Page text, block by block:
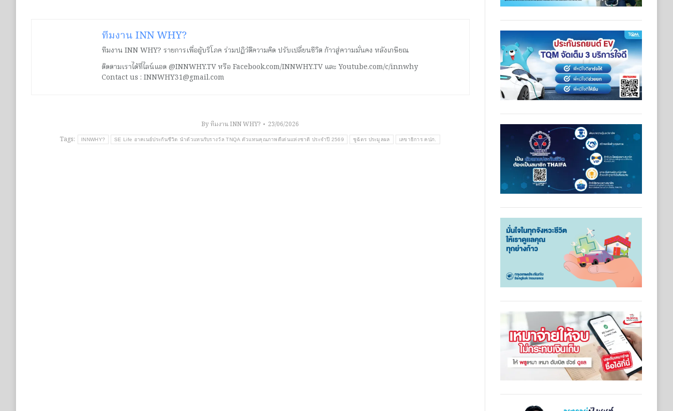
ทีมงาน INN WHY?
ทีมงาน INN WHY? รายการเพื่อผู้บริโภค ร่วมปฏิวัติความคิด ปรับเปลี่ยนชีวิต ก้าวสู่ความมั่นคง หลังเกษียณ
ติดตามเราได้ที่ไลน์แอด @INNWHY.TV หรือ Facebook.com/INNWHY.TV และ Youtube.com/c/innwhy
Contact us : INNWHY31@gmail.com
Byทีมงาน INN WHY?
23/06/2026
Tags:
INNWHY? SE Life อาคเนย์ประกันชีวิต นำตัวแทนรับรางวัล TNQA ตัวแทนคุณภาพดีเด่นแห่งชาติ ประจำปี 2569 ชูฉัตร ประมูลผล เลขาธิการ คปภ.